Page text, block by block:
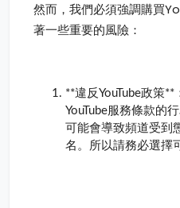
然而，我們必須強調購買
著一些重要的風險：
**違反YouTube政策
YouTube服務條款的
可能會導致頻道受到
名。所以請務必選擇